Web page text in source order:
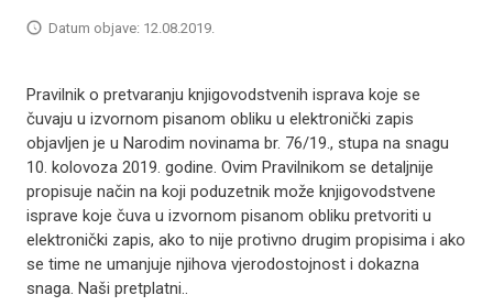
Datum objave: 12.08.2019.
Pravilnik o pretvaranju knjigovodstvenih isprava koje se
čuvaju u izvornom pisanom obliku u elektronički zapis
objavljen je u Narodim novinama br. 76/19., stupa na snagu
10. kolovoza 2019. godine. Ovim Pravilnikom se detaljnije
propisuje način na koji poduzetnik može knjigovodstvene
isprave koje čuva u izvornom pisanom obliku pretvoriti u
elektronički zapis, ako to nije protivno drugim propisima i ako
se time ne umanjuje njihova vjerodostojnost i dokazna
snaga. Naši pretplatni..